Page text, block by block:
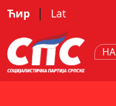
Ћир | Lat